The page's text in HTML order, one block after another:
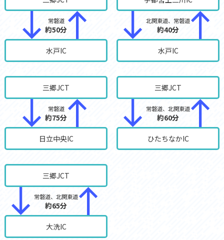
常磐道
約50分
水戸IC
北関東道、常磐道
約40分
水戸IC
三郷JCT
常磐道
約75分
日立中央IC
三郷JCT
常磐道、北関東道
約60分
ひたちなかIC
三郷JCT
常磐道、北関東道
約65分
大洗IC